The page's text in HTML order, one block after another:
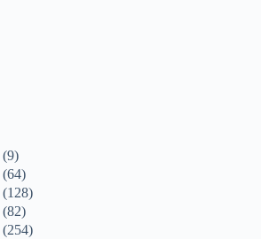
(9)
(64)
(128)
(82)
(254)